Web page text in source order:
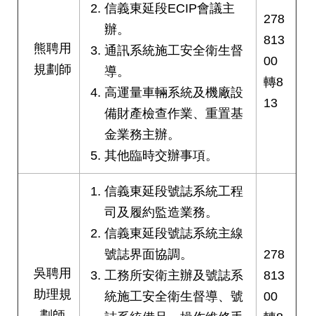
熊聘用
規劃師
信義東延段ECIP會議主
辦。
通訊系統施工安全衛生督
導。
高運量車輛系統及機廠設
備財產檢查作業、重置基
金業務主辦。
其他臨時交辦事項。
278
813
00
轉8
13
吳聘用
助理規
信義東延段號誌系統工程
司及履約監造業務。
信義東延段號誌系統主線
號誌界面協調。
工務所安衛主辦及號誌系
統施工安全衛生督導、號
278
813
00